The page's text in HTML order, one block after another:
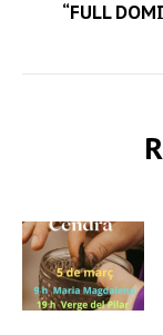
“FULL